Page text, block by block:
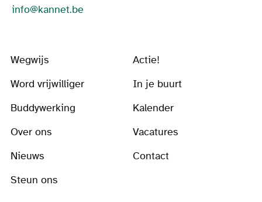
info@kannet.be
Wegwijs
Actie!
Word vrijwilliger
In je buurt
Buddywerking
Kalender
Over ons
Vacatures
Nieuws
Contact
Steun ons